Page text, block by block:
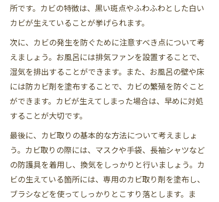
所です。カビの特徴は、黒い斑点やふわふわとした白い
カビが生えていることが挙げられます。
次に、カビの発生を防ぐために注意すべき点について考
えましょう。お風呂には排気ファンを設置することで、
湿気を排出することができます。また、お風呂の壁や床
には防カビ剤を塗布することで、カビの繁殖を防ぐこと
ができます。カビが生えてしまった場合は、早めに対処
することが大切です。
最後に、カビ取りの基本的な方法について考えましょ
う。カビ取りの際には、マスクや手袋、長袖シャツなど
の防護具を着用し、換気をしっかりと行いましょう。カ
ビの生えている箇所には、専用のカビ取り剤を塗布し、
ブラシなどを使ってしっかりとこすり落とします。ま